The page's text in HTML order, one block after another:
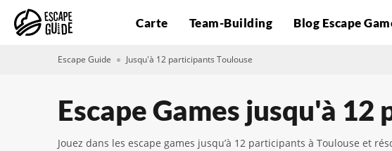
Carte Team-Building Blog Escape
Escape Guide Jusqu'à 12 participants Toulouse
Escape Games jusqu'à
Jouez dans les escape games jusqu’à 12 participants à Toulouse et